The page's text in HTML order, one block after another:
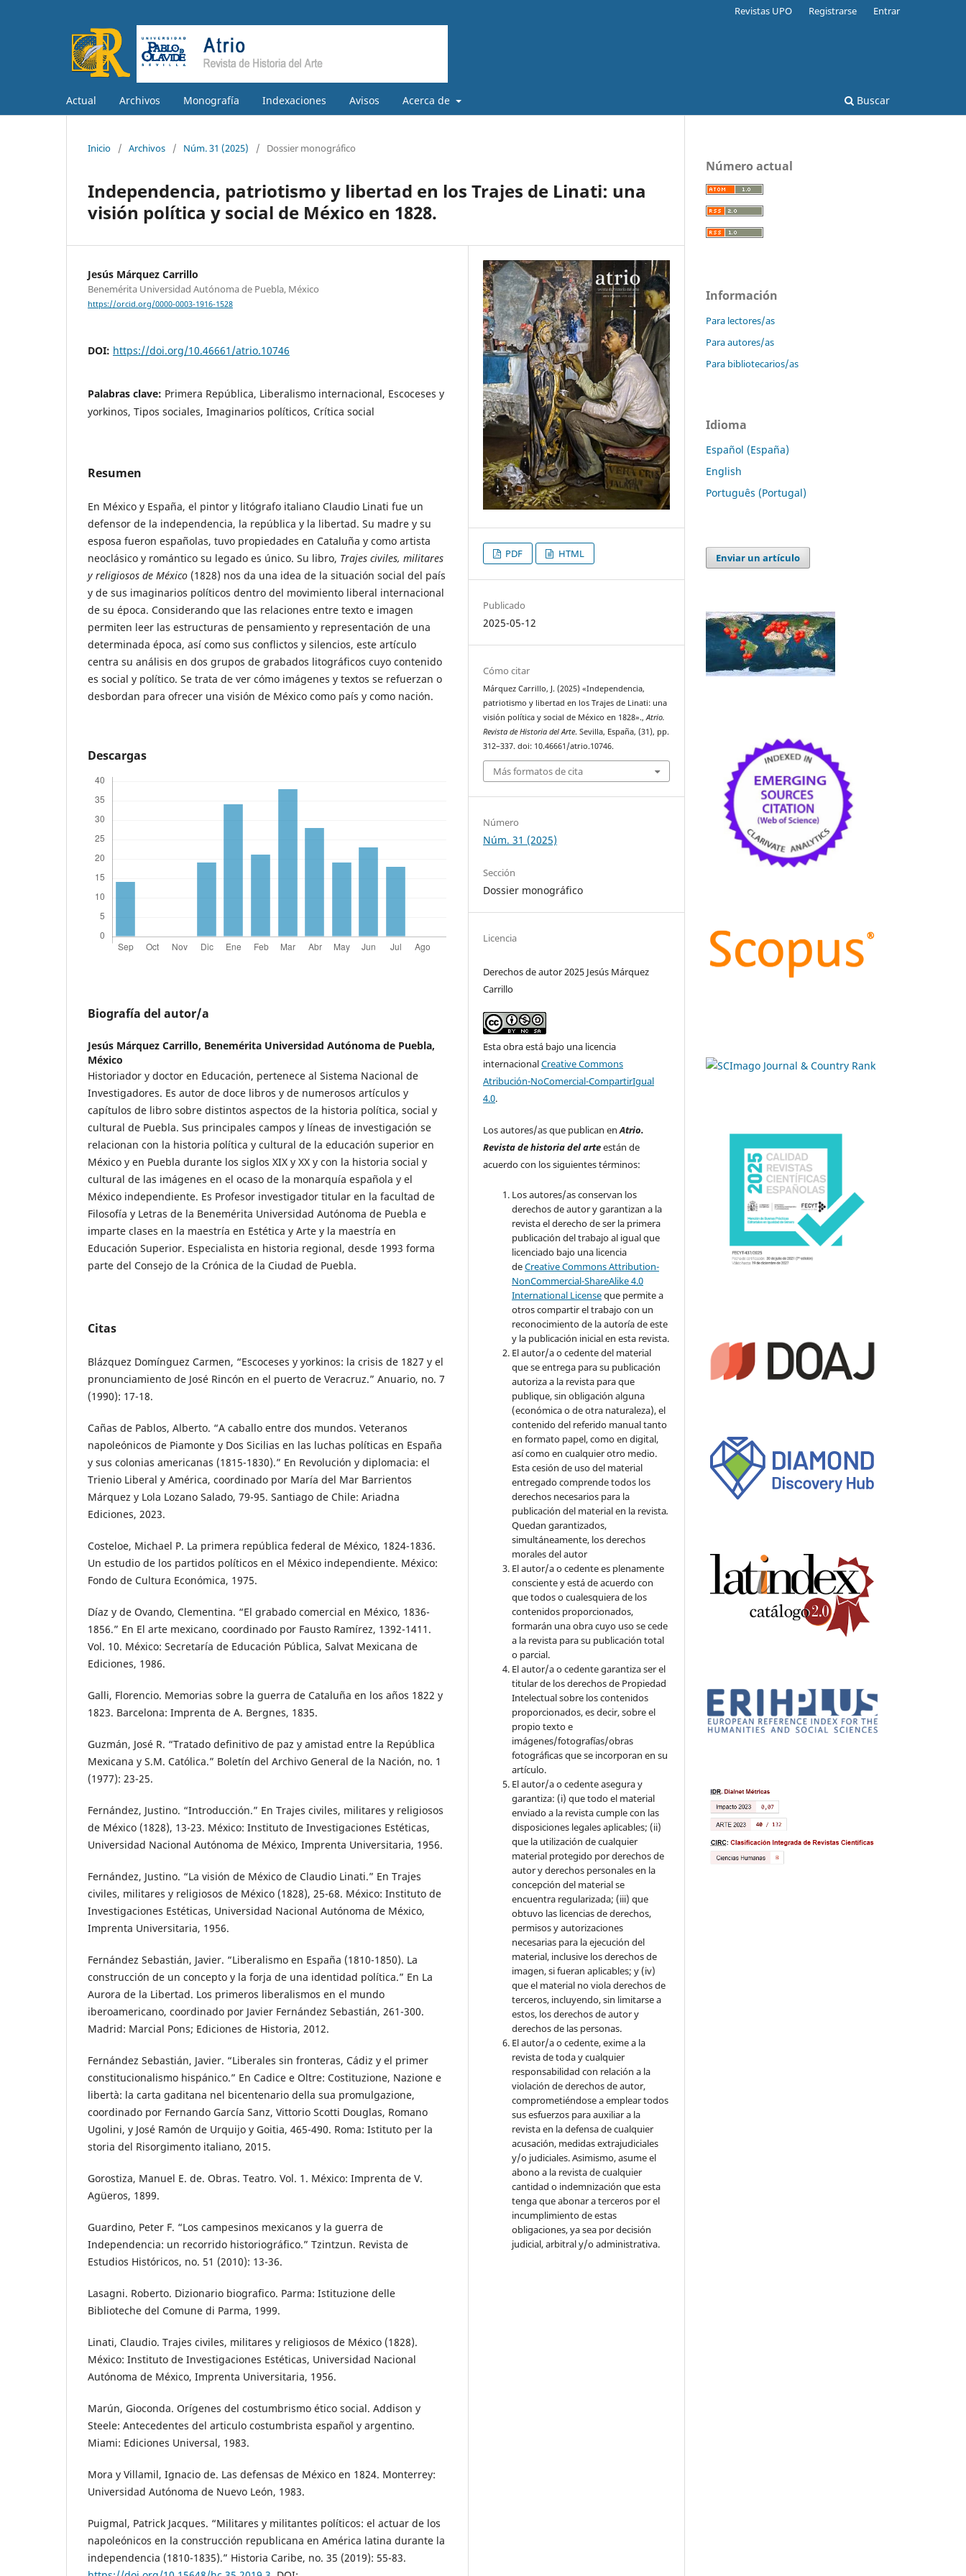
Actual Archivos Monografía Indexaciones Avisos Acerca de Buscar
Revistas UPO Registrarse Entrar
Inicio / Archivos / Núm. 31 (2025) / Dossier monográfico
Independencia, patriotismo y libertad en los Trajes de Linati: una
visión política y social de México en 1828.
Jesús Márquez Carrillo
Benemérita Universidad Autónoma de Puebla, México
https://orcid.org/0000-0003-1916-1528
DOI: https://doi.org/10.46661/atrio.10746
Palabras clave: Primera República, Liberalismo internacional, Escoceses y
yorkinos, Tipos sociales, Imaginarios políticos, Crítica social
Resumen
En México y España, el pintor y litógrafo italiano Claudio Linati fue un
defensor de la independencia, la república y la libertad. Su madre y su
esposa fueron españolas, tuvo propiedades en Cataluña y como artista
neoclásico y romántico su legado es único. Su libro, Trajes civiles, militares
y religiosos de México (1828) nos da una idea de la situación social del país
y de sus imaginarios políticos dentro del movimiento liberal internacional
de su época. Considerando que las relaciones entre texto e imagen
permiten leer las estructuras de pensamiento y representación de una
determinada época, así como sus conflictos y silencios, este artículo
centra su análisis en dos grupos de grabados litográficos cuyo contenido
es social y político. Se trata de ver cómo imágenes y textos se refuerzan o
desbordan para ofrecer una visión de México como país y como nación.
Descargas
Biografía del autor/a
Jesús Márquez Carrillo, Benemérita Universidad Autónoma de Puebla,
México
Historiador y doctor en Educación, pertenece al Sistema Nacional de
Investigadores. Es autor de doce libros y de numerosos artículos y
capítulos de libro sobre distintos aspectos de la historia política, social y
cultural de Puebla. Sus principales campos y líneas de investigación se
relacionan con la historia política y cultural de la educación superior en
México y en Puebla durante los siglos XIX y XX y con la historia social y
cultural de las imágenes en el ocaso de la monarquía española y el
México independiente. Es Profesor investigador titular en la facultad de
Filosofía y Letras de la Benemérita Universidad Autónoma de Puebla e
imparte clases en la maestría en Estética y Arte y la maestría en
Educación Superior. Especialista en historia regional, desde 1993 forma
parte del Consejo de la Crónica de la Ciudad de Puebla.
Citas
Blázquez Domínguez Carmen, “Escoceses y yorkinos: la crisis de 1827 y el
pronunciamiento de José Rincón en el puerto de Veracruz.” Anuario, no. 7
(1990): 17-18.
Cañas de Pablos, Alberto. “A caballo entre dos mundos. Veteranos
napoleónicos de Piamonte y Dos Sicilias en las luchas políticas en España
y sus colonias americanas (1815-1830).” En Revolución y diplomacia: el
Trienio Liberal y América, coordinado por María del Mar Barrientos
Márquez y Lola Lozano Salado, 79-95. Santiago de Chile: Ariadna
Ediciones, 2023.
Costeloe, Michael P. La primera república federal de México, 1824-1836.
Un estudio de los partidos políticos en el México independiente. México:
Fondo de Cultura Económica, 1975.
Díaz y de Ovando, Clementina. “El grabado comercial en México, 1836-
1856.” En El arte mexicano, coordinado por Fausto Ramírez, 1392-1411.
Vol. 10. México: Secretaría de Educación Pública, Salvat Mexicana de
Ediciones, 1986.
Galli, Florencio. Memorias sobre la guerra de Cataluña en los años 1822 y
1823. Barcelona: Imprenta de A. Bergnes, 1835.
Guzmán, José R. “Tratado definitivo de paz y amistad entre la República
Mexicana y S.M. Católica.” Boletín del Archivo General de la Nación, no. 1
(1977): 23-25.
Fernández, Justino. “Introducción.” En Trajes civiles, militares y religiosos
de México (1828), 13-23. México: Instituto de Investigaciones Estéticas,
Universidad Nacional Autónoma de México, Imprenta Universitaria, 1956.
Fernández, Justino. “La visión de México de Claudio Linati.” En Trajes
civiles, militares y religiosos de México (1828), 25-68. México: Instituto de
Investigaciones Estéticas, Universidad Nacional Autónoma de México,
Imprenta Universitaria, 1956.
Fernández Sebastián, Javier. “Liberalismo en España (1810-1850). La
construcción de un concepto y la forja de una identidad política.” En La
Aurora de la Libertad. Los primeros liberalismos en el mundo
iberoamericano, coordinado por Javier Fernández Sebastián, 261-300.
Madrid: Marcial Pons; Ediciones de Historia, 2012.
Fernández Sebastián, Javier. “Liberales sin fronteras, Cádiz y el primer
constitucionalismo hispánico.” En Cadice e Oltre: Costituzione, Nazione e
libertà: la carta gaditana nel bicentenario della sua promulgazione,
coordinado por Fernando García Sanz, Vittorio Scotti Douglas, Romano
Ugolini, y José Ramón de Urquijo y Goitia, 465-490. Roma: Istituto per la
storia del Risorgimento italiano, 2015.
Gorostiza, Manuel E. de. Obras. Teatro. Vol. 1. México: Imprenta de V.
Agüeros, 1899.
Guardino, Peter F. “Los campesinos mexicanos y la guerra de
Independencia: un recorrido historiográfico.” Tzintzun. Revista de
Estudios Históricos, no. 51 (2010): 13-36.
Lasagni. Roberto. Dizionario biografico. Parma: Istituzione delle
Biblioteche del Comune di Parma, 1999.
Linati, Claudio. Trajes civiles, militares y religiosos de México (1828).
México: Instituto de Investigaciones Estéticas, Universidad Nacional
Autónoma de México, Imprenta Universitaria, 1956.
Marún, Gioconda. Orígenes del costumbrismo ético social. Addison y
Steele: Antecedentes del articulo costumbrista español y argentino.
Miami: Ediciones Universal, 1983.
Mora y Villamil, Ignacio de. Las defensas de México en 1824. Monterrey:
Universidad Autónoma de Nuevo León, 1983.
Puigmal, Patrick Jacques. “Militares y militantes políticos: el actuar de los
napoleónicos en la construcción republicana en América latina durante la
independencia (1810-1835).” Historia Caribe, no. 35 (2019): 55-83.
PDF HTML
Publicado
2025-05-12
Cómo citar
Márquez Carrillo, J. (2025) «Independencia,
patriotismo y libertad en los Trajes de Linati: una
visión política y social de México en 1828».,Atrio.
Revista de Historia del Arte. Sevilla, España, (31), pp.
312–337. doi: 10.46661/atrio.10746.
Más formatos de cita
Número
Núm. 31 (2025)
Sección
Dossier monográfico
Licencia
Derechos de autor 2025 Jesús Márquez
Carrillo
Esta obra está bajo una licencia
internacionalCreative Commons
Atribución-NoComercial-CompartirIgual
4.0.
Los autores/as que publican enAtrio.
Revista de historia del arteestán de
acuerdo con los siguientes términos:
Los autores/as conservan los
derechos de autor y garantizan a la
revista el derecho de ser la primera
publicación del trabajo al igual que
licenciado bajo una licencia
deCreative Commons Attribution-
NonCommercial-ShareAlike 4.0
International Licenseque permite a
otros compartir el trabajo con un
reconocimiento de la autoría de este
y la publicación inicial en esta revista.
El autor/a o cedente del material
que se entrega para su publicación
autoriza a la revista para que
publique, sin obligación alguna
(económica o de otra naturaleza), el
contenido del referido manual tanto
en formato papel, como en digital,
así como en cualquier otro medio.
Esta cesión de uso del material
entregado comprende todos los
derechos necesarios para la
publicación del material en la revista.
Quedan garantizados,
simultáneamente, los derechos
morales del autor
El autor/a o cedente es plenamente
consciente y está de acuerdo con
que todos o cualesquiera de los
contenidos proporcionados,
formarán una obra cuyo uso se cede
a la revista para su publicación total
o parcial.
El autor/a o cedente garantiza ser el
titular de los derechos de Propiedad
Intelectual sobre los contenidos
proporcionados, es decir, sobre el
propio texto e
imágenes/fotografías/obras
fotográficas que se incorporan en su
artículo.
El autor/a o cedente asegura y
garantiza: (i) que todo el material
enviado a la revista cumple con las
disposiciones legales aplicables; (ii)
que la utilización de cualquier
material protegido por derechos de
autor y derechos personales en la
concepción del material se
encuentra regularizada; (iii) que
obtuvo las licencias de derechos,
permisos y autorizaciones
necesarias para la ejecución del
material, inclusive los derechos de
imagen, si fueran aplicables; y (iv)
que el material no viola derechos de
terceros, incluyendo, sin limitarse a
estos, los derechos de autor y
derechos de las personas.
El autor/a o cedente, exime a la
revista de toda y cualquier
responsabilidad con relación a la
violación de derechos de autor,
comprometiéndose a emplear todos
sus esfuerzos para auxiliar a la
revista en la defensa de cualquier
acusación, medidas extrajudiciales
y/o judiciales. Asimismo, asume el
abono a la revista de cualquier
cantidad o indemnización que esta
tenga que abonar a terceros por el
incumplimiento de estas
obligaciones, ya sea por decisión
judicial, arbitral y/o administrativa.
Número actual
Información
Para lectores/as
Para autores/as
Para bibliotecarios/as
Idioma
Español (España)
English
Português (Portugal)
Enviar un artículo